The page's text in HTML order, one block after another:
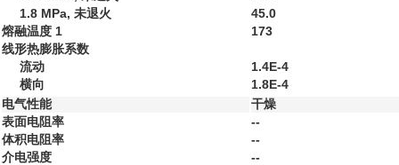
1.8 MPa, 未退火
45.0
熔融温度 1
173
线形热膨胀系数
流动
1.4E-4
横向
1.8E-4
电气性能
干燥
表面电阻率
--
体积电阻率
--
介电强度
--